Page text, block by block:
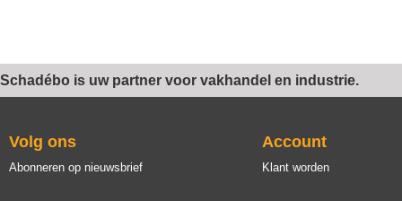
Schadébo is uw partner voor vakhandel en industrie.
Volg ons
Abonneren op nieuwsbrief
Account
Klant worden